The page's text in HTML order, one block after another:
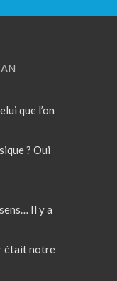
que l’on
? Oui
Il y a
était notre